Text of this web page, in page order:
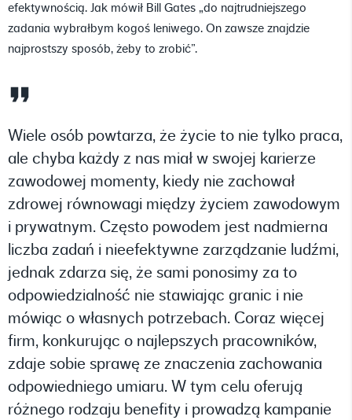
efektywnością. Jak mówił Bill Gates „do najtrudniejszego
zadania wybrałbym kogoś leniwego. On zawsze znajdzie
najprostszy sposób, żeby to zrobić”.
Wiele osób powtarza, że życie to nie tylko praca,
ale chyba każdy z nas miał w swojej karierze
zawodowej momenty, kiedy nie zachował
zdrowej równowagi między życiem zawodowym
i prywatnym. Często powodem jest nadmierna
liczba zadań i nieefektywne zarządzanie ludźmi,
jednak zdarza się, że sami ponosimy za to
odpowiedzialność nie stawiając granic i nie
mówiąc o własnych potrzebach. Coraz więcej
firm, konkurując o najlepszych pracowników,
zdaje sobie sprawę ze znaczenia zachowania
odpowiedniego umiaru. W tym celu oferują
różnego rodzaju benefity i prowadzą kampanie